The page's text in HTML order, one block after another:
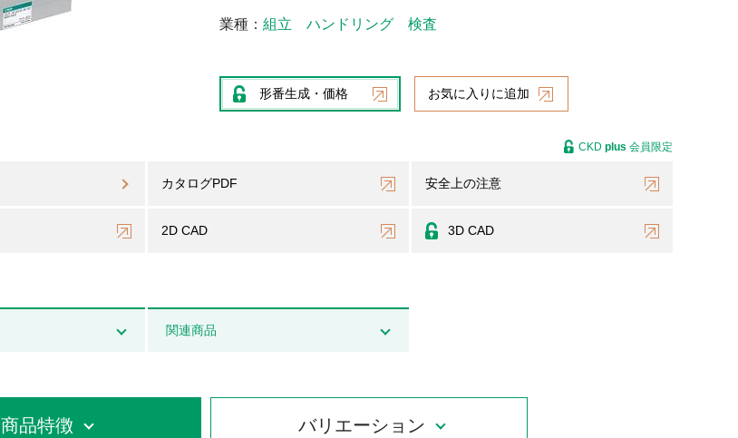
業種 組立 ハンドリング 検査
形番生成・価格 お気に入りに追加
カタログPDF 安全上の注意
2D CAD 3D CAD
CKD plus 会員限定
関連商品
商品特徴 バリエーション